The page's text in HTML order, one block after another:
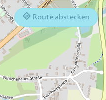
Route abstecken